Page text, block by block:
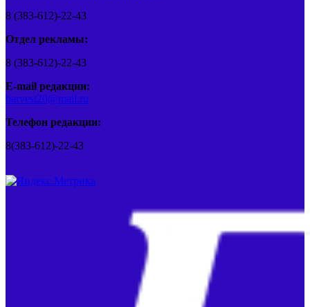
8 (383-612)-22-43
Отдел рекламы:
8 (383-612)-22-43
E-mail редакции:
barvest20@mail.ru
Телефон редакции:
8(383-612)-22-43